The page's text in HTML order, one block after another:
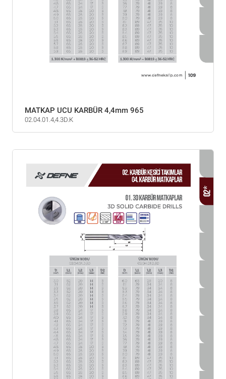
MATKAP UCU KARBÜR 4,4mm 965
02.04.01.4,4.3D.K